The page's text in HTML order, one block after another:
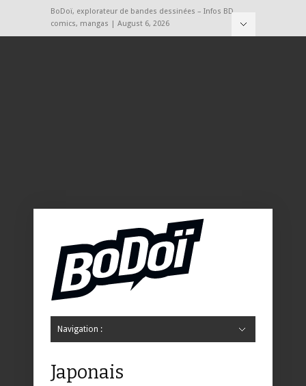
BoDoï, explorateur de bandes dessinées – Infos BD,
comics, mangas | August 6, 2026
Navigation :
Japonais